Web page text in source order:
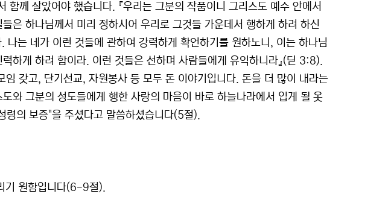
함께 살았어야 했습니다. 『우리는 그분의 작품이니 그리스도 예수 안에서
은 하나님께서 미리 정하시어 우리로 그것들 가운데서 행하게 하려 하신
나는 네가 이런 것들에 관하여 강력하게 확언하기를 원하노니, 이는 하나님
하게 하려 함이라. 이런 것들은 선하며 사람들에게 유익하니라』(딛 3:8).
갖고, 단기선교, 자원봉사 등 모두 돈 이야기입니다. 돈을 더 많이 내라는
와 그분의 성도들에게 행한 사랑의 마음이 바로 하늘나라에서 입게 될 옷
령의 보증"을 주셨다고 말씀하셨습니다(5절).
기 원함입니다(6-9절).